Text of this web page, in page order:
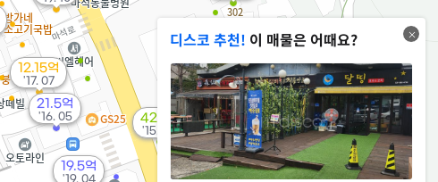
월 2만
44m²
19.5억
'19. 04
12.15억
'17. 07
3,234만
'17. 02
21.5억
'16. 05 424만
'15. 08
11.61억
'15. 04
디스코 추천! 이 매물은 어때요?